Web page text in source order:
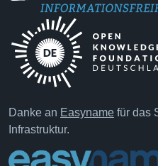
Danke an Easyname für das
Infrastruktur.